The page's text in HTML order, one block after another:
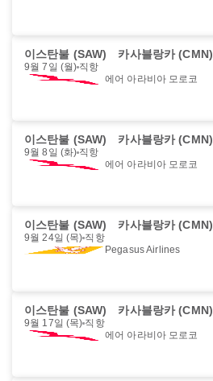
이스탄불 (SAW) 카사블랑카 (CMN)
9월 7일 (월) 직항
에어 아라비아 모로코
이스탄불 (SAW) 카사블랑카 (CMN)
9월 8일 (화) 직항
에어 아라비아 모로코
이스탄불 (SAW) 카사블랑카 (CMN)
9월 24일 (목) 직항
Pegasus Airlines
이스탄불 (SAW) 카사블랑카 (CMN)
9월 17일 (목) 직항
에어 아라비아 모로코